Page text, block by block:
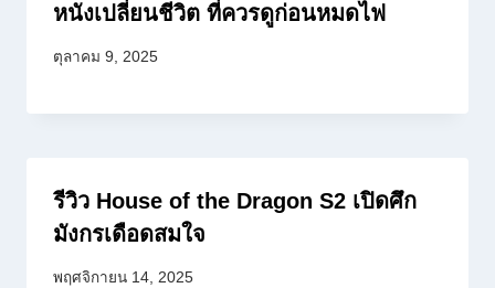
หนังเปลี่ยนชีวิต ที่ควรดูก่อนหมดไฟ
ตุลาคม 9, 2025
รีวิว House of the Dragon S2 เปิดศึก
มังกรเดือดสมใจ
พฤศจิกายน 14, 2025